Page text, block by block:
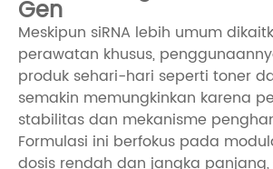
Gen
Meskipun siRNA lebih umum
perawatan khusus,
produk sehari-hari seperti toner
semakin memungkinkan karena
stabilitas dan mekanisme
Formulasi ini berfokus pada
dosis rendah dan jangka